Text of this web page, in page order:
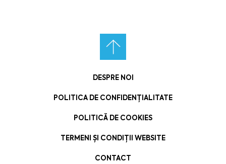
DESPRE NOI
POLITICA DE CONFIDENȚIALITATE
POLITICĂ DE COOKIES
TERMENI ȘI CONDIȚII WEBSITE
CONTACT